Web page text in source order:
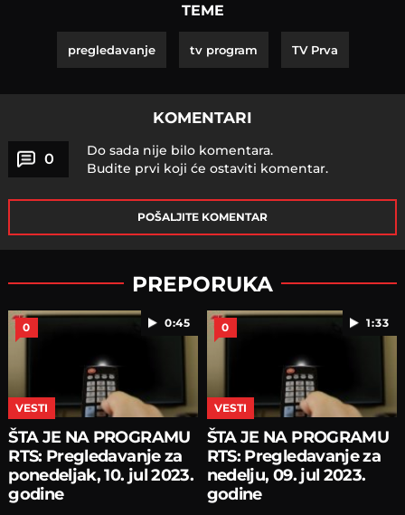
TEME
pregledavanje tv program TV Prva
KOMENTARI
0
Do sada nije bilo komentara.
Budite prvi koji će ostaviti komentar.
POŠALJITE KOMENTAR
PREPORUKA
0:45
0
VESTI
ŠTA JE NA PROGRAMU
RTS: Pregledavanje za
ponedeljak, 10. jul 2023.
godine
1:33
0
VESTI
ŠTA JE NA PROGRAMU
RTS: Pregledavanje za
nedelju, 09. jul 2023.
godine